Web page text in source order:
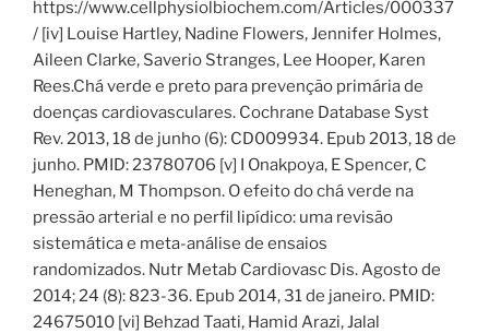
https://www.cellphysiolbiochem.com/Articles/000337
/ [iv] Louise Hartley, Nadine Flowers, Jennifer Holmes,
Aileen Clarke, Saverio Stranges, Lee Hooper, Karen
Rees.Chá verde e preto para prevenção primária de
doenças cardiovasculares. Cochrane Database Syst
Rev. 2013, 18 de junho (6): CD009934. Epub 2013, 18 de
junho. PMID: 23780706 [v] I Onakpoya, E Spencer, C
Heneghan, M Thompson. O efeito do chá verde na
pressão arterial e no perfil lipídico: uma revisão
sistemática e meta-análise de ensaios
randomizados. Nutr Metab Cardiovasc Dis. Agosto de
2014; 24 (8): 823-36. Epub 2014, 31 de janeiro. PMID:
24675010 [vi] Behzad Taati, Hamid Arazi, Jalal